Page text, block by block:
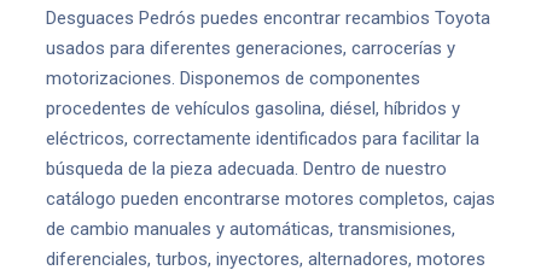
Desguaces Pedrós puedes encontrar recambios Toyota
usados para diferentes generaciones, carrocerías y
motorizaciones. Disponemos de componentes
procedentes de vehículos gasolina, diésel, híbridos y
eléctricos, correctamente identificados para facilitar la
búsqueda de la pieza adecuada. Dentro de nuestro
catálogo pueden encontrarse motores completos, cajas
de cambio manuales y automáticas, transmisiones,
diferenciales, turbos, inyectores, alternadores, motores